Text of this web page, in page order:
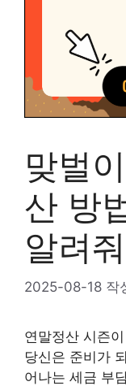
맞벌
산 방
알려
2025-08-18 작
연말정산 시즌
당신은 준비가
어나는 세금 부